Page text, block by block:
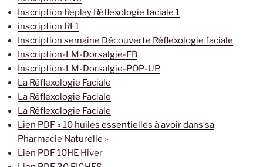
Inscription Replay Réflexologie faciale 1
inscription RF1
Inscription semaine Découverte Réflexologie faciale
Inscription-LM-Dorsalgie-FB
Inscription-LM-Dorsalgie-POP-UP
La Réflexologie Faciale
La Réflexologie Faciale
La Réflexologie Faciale
Lien PDF « 10 huiles essentielles à avoir dans sa
Pharmacie Naturelle »
Lien PDF 10HE Hiver